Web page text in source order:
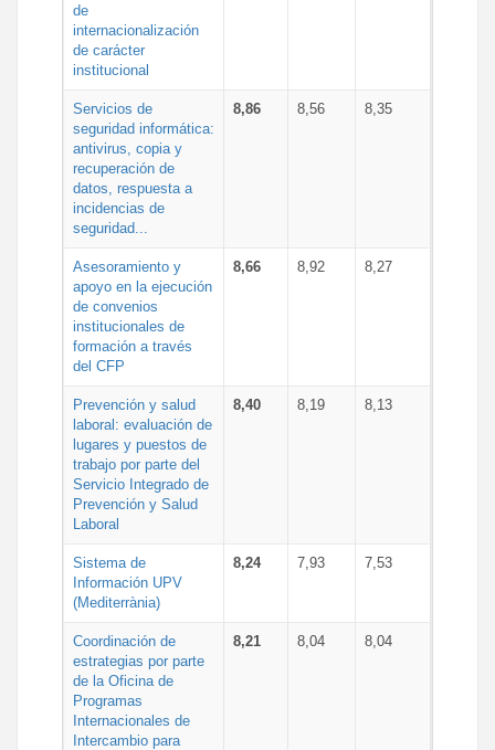
de
internacionalización
de carácter
institucional
Servicios de
seguridad informática:
antivirus, copia y
recuperación de
datos, respuesta a
incidencias de
seguridad...
8,86 8,56 8,35
Asesoramiento y
apoyo en la ejecución
de convenios
institucionales de
formación a través
del CFP
8,66 8,92 8,27
Prevención y salud
laboral: evaluación de
lugares y puestos de
trabajo por parte del
Servicio Integrado de
Prevención y Salud
Laboral
8,40 8,19 8,13
Sistema de
Información UPV
(Mediterrània)
8,24 7,93 7,53
Coordinación de
estrategias por parte
de la Oficina de
Programas
Internacionales de
Intercambio para
8,21 8,04 8,04